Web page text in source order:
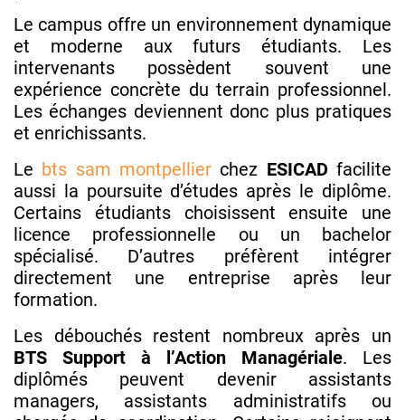
Le campus offre un environnement dynamique
et moderne aux futurs étudiants. Les
intervenants possèdent souvent une
expérience concrète du terrain professionnel.
Les échanges deviennent donc plus pratiques
et enrichissants.
Le bts sam montpellier chez ESICADfacilite
aussi la poursuite d’études après le diplôme.
Certains étudiants choisissent ensuite une
licence professionnelle ou un bachelor
spécialisé. D’autres préfèrent intégrer
directement une entreprise après leur
formation.
Les débouchés restent nombreux après un
BTS Support à l’Action Managériale. Les
diplômés peuvent devenir assistants
managers, assistants administratifs ou